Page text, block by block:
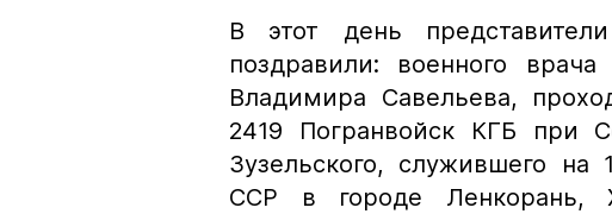
В этот день
поздравили: военного
Владимира Савельева,
2419 Погранвойск КГБ при
Зузельского, служившего на
ССР в городе Ленкорань,